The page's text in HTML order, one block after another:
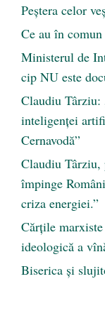
Peştera celor
Ce au în
Ministerul de
cip NU este
Claudiu Târziu:
inteligenței
Cernavodă”
Claudiu Târziu,
împinge
criza energiei.”
Cărţile
ideologică a
Biserica și